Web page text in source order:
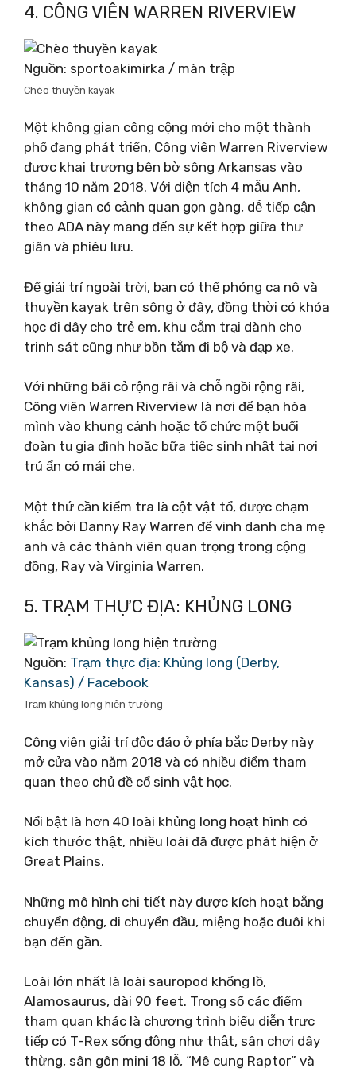
4. CÔNG VIÊN WARREN RIVERVIEW
Nguồn: sportoakimirka / màn trập
Chèo thuyền kayak
Một không gian công cộng mới cho một thành
phố đang phát triển, Công viên Warren Riverview
được khai trương bên bờ sông Arkansas vào
tháng 10 năm 2018. Với diện tích 4 mẫu Anh,
không gian có cảnh quan gọn gàng, dễ tiếp cận
theo ADA này mang đến sự kết hợp giữa thư
giãn và phiêu lưu.
Để giải trí ngoài trời, bạn có thể phóng ca nô và
thuyền kayak trên sông ở đây, đồng thời có khóa
học đi dây cho trẻ em, khu cắm trại dành cho
trinh sát cũng như bồn tắm đi bộ và đạp xe.
Với những bãi cỏ rộng rãi và chỗ ngồi rộng rãi,
Công viên Warren Riverview là nơi để bạn hòa
mình vào khung cảnh hoặc tổ chức một buổi
đoàn tụ gia đình hoặc bữa tiệc sinh nhật tại nơi
trú ẩn có mái che.
Một thứ cần kiểm tra là cột vật tổ, được chạm
khắc bởi Danny Ray Warren để vinh danh cha mẹ
anh và các thành viên quan trọng trong cộng
đồng, Ray và Virginia Warren.
5. TRẠM THỰC ĐỊA: KHỦNG LONG
Nguồn: Trạm thực địa: Khủng long (Derby,
Kansas) / Facebook
Trạm khủng long hiện trường
Công viên giải trí độc đáo ở phía bắc Derby này
mở cửa vào năm 2018 và có nhiều điểm tham
quan theo chủ đề cổ sinh vật học.
Nổi bật là hơn 40 loài khủng long hoạt hình có
kích thước thật, nhiều loài đã được phát hiện ở
Great Plains.
Những mô hình chi tiết này được kích hoạt bằng
chuyển động, di chuyển đầu, miệng hoặc đuôi khi
bạn đến gần.
Loài lớn nhất là loài sauropod khổng lồ,
Alamosaurus, dài 90 feet. Trong số các điểm
tham quan khác là chương trình biểu diễn trực
tiếp có T-Rex sống động như thật, sân chơi dây
thừng, sân gôn mini 18 lỗ, “Mê cung Raptor” và